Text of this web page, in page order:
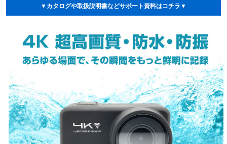
▼カタログや取扱説明書などサポート資料はコチラ▼